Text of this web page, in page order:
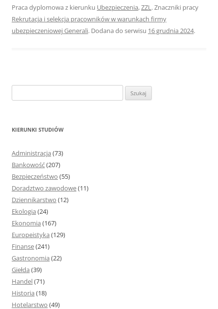
Praca dyplomowa z kierunku Ubezpieczenia,ZZL. Znaczniki pracy
Rekrutacja i selekcja pracowników w warunkach firmy
ubezpieczeniowej Generali. Dodana do serwisu 16 grudnia 2024.
z
KIERUNKI STUDIÓW
Administracja (73)
Bankowość(207)
Bezpieczeństwo (55)
Doradztwo zawodowe(11)
Dziennikarstwo (12)
Ekologia (24)
Ekonomia (167)
Europeistyka (129)
Finanse(241)
Gastronomia (22)
Giełda (39)
Handel(71)
Historia (18)
Hotelarstwo (49)